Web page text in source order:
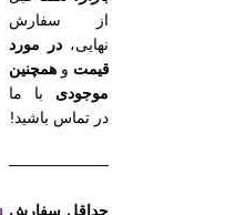
از سفارش
نهایی،در مورد
قیمت وهمچنین
موجودی با ما
در تماس باشید!
حداقل سفارش